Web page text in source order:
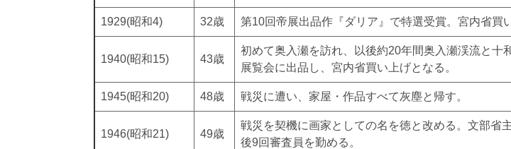
1929(昭和4) 32歳 第10回帝展出品作『ダリア』で特選受賞。宮内省買
1940(昭和15) 43歳
初めて奥入瀬を訪れ、以後約20年間奥入瀬渓流と
展覧会に出品し、宮内省買い上げとなる。
1945(昭和20) 48歳 戦災に遭い、家屋・作品すべて灰塵と帰す。
1946(昭和21) 49歳
戦災を契機に画家としての名を徳と改める。文部省
後9回審査員を勤める。